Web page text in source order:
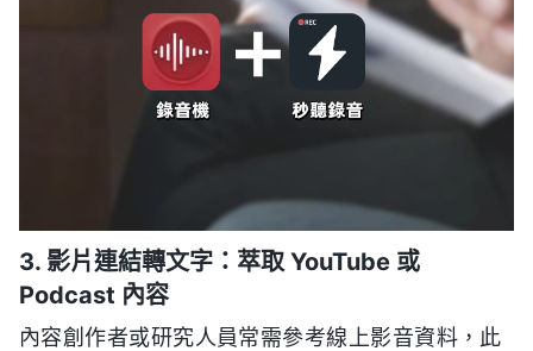
3. 影片連結轉文字：萃取 YouTube 或
Podcast 內容
內容創作者或研究人員常需參考線上影音資料，此